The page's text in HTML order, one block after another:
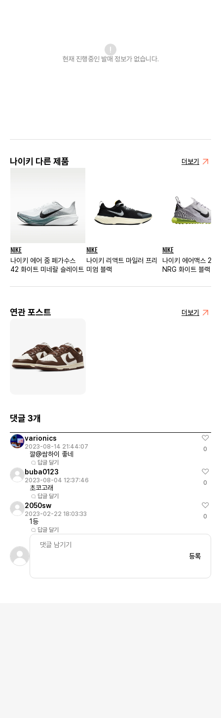
현재 진행중인 발매 정보가 없습니다.
나이키 다른 제품 더보기
NIKE
나이키 에어 줌 페가수스
42 화이트 미네랄 슬레이트
NIKE
나이키 리액트 마일러 프리
미엄 블랙
NIKE
나이키 에어맥스
NRG 화이트 블랙 볼
연관 포스트 더보기
댓글 3개
varionics
2023-08-14 21:44:07
깔@쌈하이 좋네
답글 달기
0
buba0123
2023-08-04 12:37:46
초코고래
답글 달기
0
2050sw
2023-02-22 18:03:33
1등
답글 달기
0
등록